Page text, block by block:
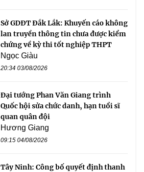
Sở GDĐT Đắk Lắk: Khuyến cáo không
lan truyền thông tin chưa được kiểm
chứng về kỳ thi tốt nghiệp THPT
Ngọc Giàu
20:34 03/08/2026
Đại tướng Phan Văn Giang trình
Quốc hội sửa chức danh, hạn tuổi sĩ
quan quân đội
Hương Giang
09:15 04/08/2026
Tây Ninh: Công bố quyết định thanh